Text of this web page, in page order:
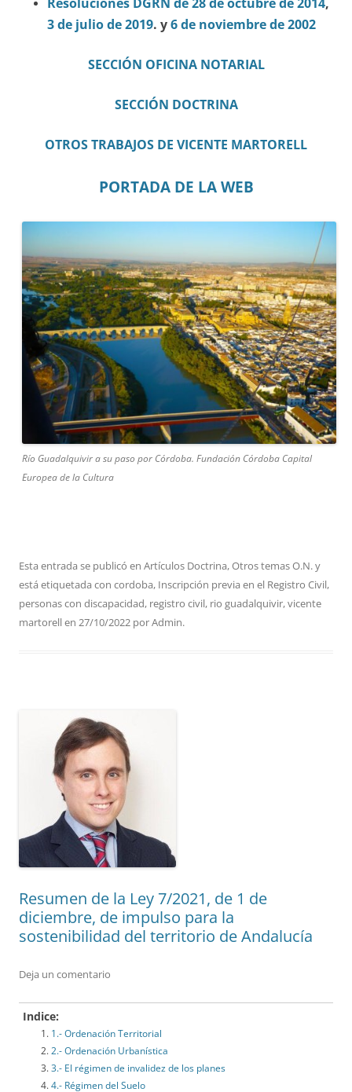
3 de julio de 2019. y6 de noviembre de 2002
SECCIÓN OFICINA NOTARIAL
SECCIÓN DOCTRINA
OTROS TRABAJOS DE VICENTE MARTORELL
PORTADA DE LA WEB
Río Guadalquivir a su paso por Córdoba. Fundación Córdoba Capital
Europea de la Cultura
Esta entrada se publicó en Artículos Doctrina,Otros temas O.N.y
está etiquetada con cordoba, Inscripción previa en el Registro Civil,
personas con discapacidad, registro civil, rio guadalquivir,vicente
martorellen 27/10/2022 porAdmin.
Resumen de la Ley 7/2021, de 1 de
diciembre, de impulso para la
sostenibilidad del territorio de Andalucía
Deja un comentario
Indice:
1.- Ordenación Territorial
2.- Ordenación Urbanística
3.- El régimen de invalidez de los planes
4.- Régimen del Suelo